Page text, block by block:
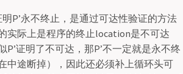
P’永不终止，是通过可达性验证的方法
实际上是程序的终止location是不可达
P’证明了不可达，那P’不一定就是永不终
中途断掉），因此还必须补上循环头可